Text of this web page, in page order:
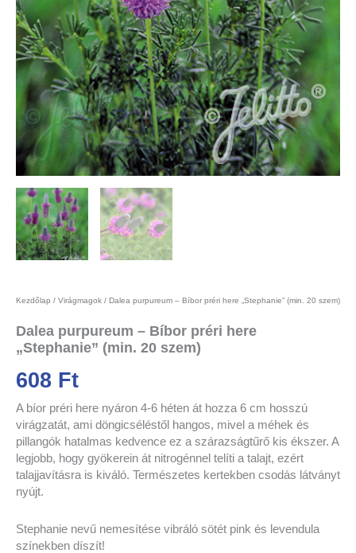
Kezdőlap / Virágmagok / Dalea purpureum – Bíbor préri here „Stephanie” (min. 20 szem)
Dalea purpureum – Bíbor préri here
„Stephanie” (min. 20 szem)
608 Ft
A bíor préri here nyáron 4-6 héten át hozza 6 cm hosszú
virágzatát, ami döngicséléstől hangos, mivel a méhek és
pillangók hatalmas kedvence ez a szárazságtűrő kis ékszer. A
legjobb, hogy gyökerein át nitrogénnel telíti a talajt, ezért
talajjavításra is kiváló. Természetes kertekben csodás látványt
nyújt.
Stephanie nevű nemesítése vibráló sötét pink és levendula
színekben díszít!